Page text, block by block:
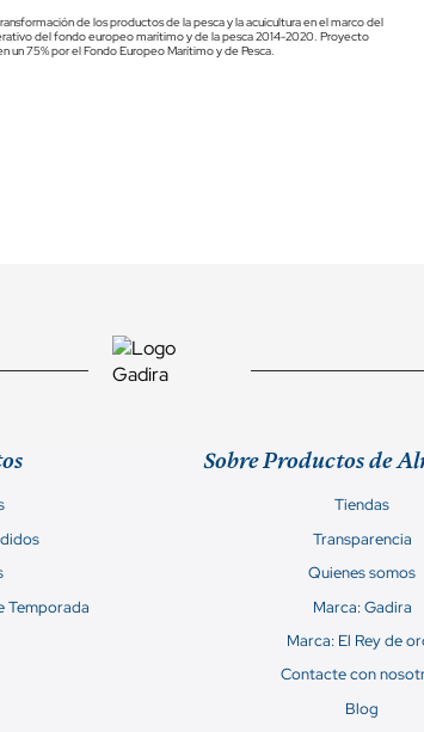
de los productos de la pesca y la acuicultura en el marco del
del fondo europeo marítimo y de la pesca 2014-2020. Proyecto
un 75% por el Fondo Europeo Marítimo y de Pesca.
Temporada
Sobre Productos de
Tiendas
Transparencia
Quienes somos
Marca: Gadira
Marca: El Rey de
Contacte con
Blog